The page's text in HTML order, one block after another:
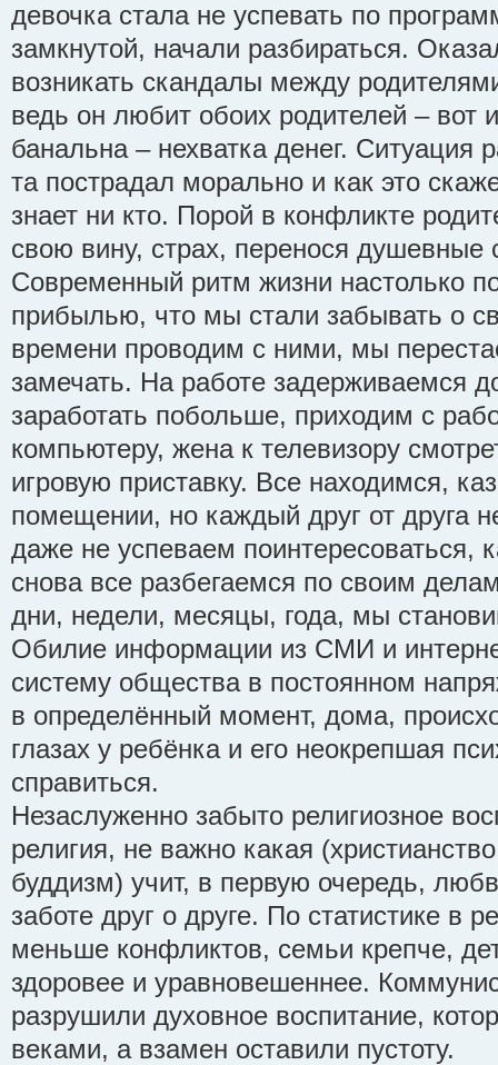
девочка стала не успевать по
замкнутой, начали разбираться.
возникать скандалы между
ведь он любит обоих родителей – вот
банальна – нехватка денег. Ситуация
та пострадал морально и как это
знает ни кто. Порой в конфликте
свою вину, страх, перенося душевные
Современный ритм жизни настолько
прибылью, что мы стали забывать о
времени проводим с ними, мы
замечать. На работе задерживаемся
заработать побольше, приходим с
компьютеру, жена к телевизору
игровую приставку. Все находимся,
помещении, но каждый друг от друга
даже не успеваем поинтересоваться,
снова все разбегаемся по своим
дни, недели, месяцы, года, мы
Обилие информации из СМИ и
систему общества в постоянном
в определённый момент, дома,
глазах у ребёнка и его неокрепшая
справиться.
Незаслуженно забыто религиозное
религия, не важно какая
буддизм) учит, в первую очередь,
заботе друг о друге. По статистике в
меньше конфликтов, семьи крепче,
здоровее и уравновешеннее.
разрушили духовное воспитание,
веками, а взамен оставили пустоту.